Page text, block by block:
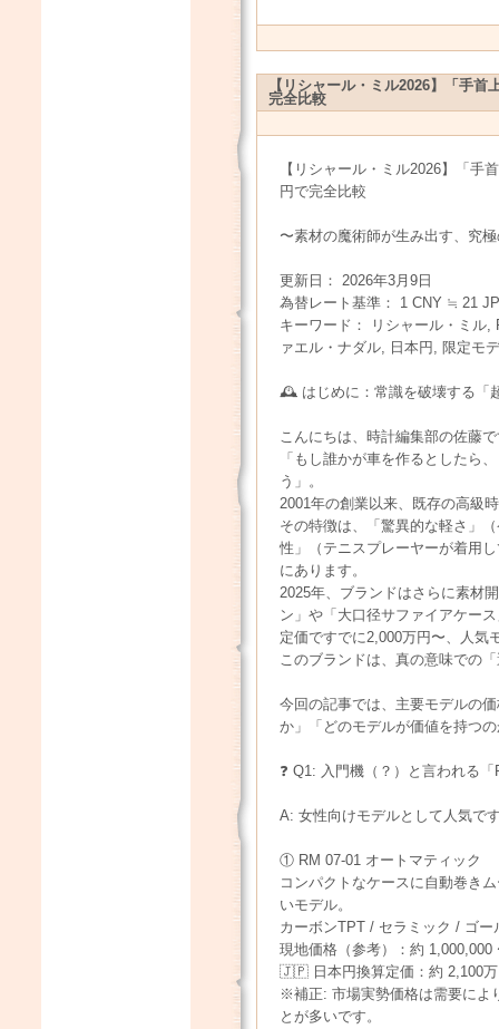
【リシャール・ミル2026】「手
完全比較
【リシャール・ミル2026】「手
円で完全比較
〜素材の魔術師が生み出す、究
更新日： 2026年3月9日
為替レート基準： 1 CNY ≒ 21
キーワード： リシャール・ミル
ァエル・ナダル, 日本円, 限定モ
🕰️ はじめに：常識を破壊する「
こんにちは、時計編集部の佐藤
「もし誰かが車を作るとしたら、
う」。
2001年の創業以来、既存の高級
その特徴は、「驚異的な軽さ」
性」（テニスプレーヤーが着用
にあります。
2025年、ブランドはさらに素材
ン」や「大口径サファイアケー
定価ですでに2,000万円〜、人気
このブランドは、真の意味での
今回の記事では、主要モデルの
か」「どのモデルが価値を持つ
❓ Q1: 入門機（？）と言われる
A: 女性向けモデルとして人気で
① RM 07-01 オートマティック
コンパクトなケースに自動巻き
いモデル。
カーボンTPT / セラミック / ゴー
現地価格（参考）：約
🇯🇵 日本円換算定価：約 2,100万
※補正: 市場実勢価格は需要によ
とが多いです。